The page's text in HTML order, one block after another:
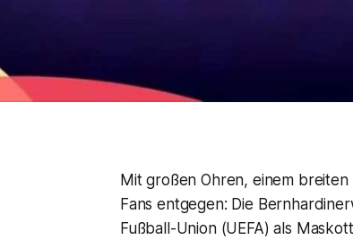
Mit großen Ohren, einem
Fans entgegen: Die
Fußball-Union (UEFA) als